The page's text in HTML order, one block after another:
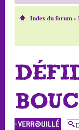
Index du forum‹
Sujet verrouillé